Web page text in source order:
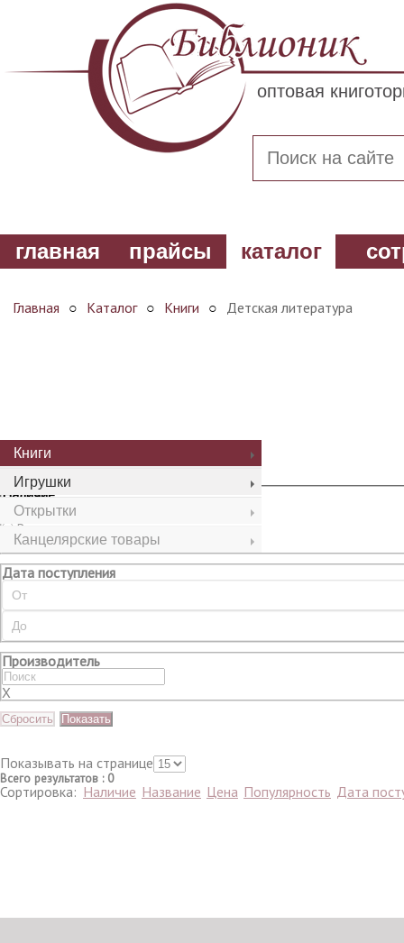
оптовая
главная прайсы каталог
Главная ○ Каталог ○ Книги ○ Детская литература
Книги
Игрушки
Открытки
Канцелярские товары
Сбросить
Наличие
Все
В наличии
Нет в наличии
Дата поступления
Производитель
X
Сбросить Показать
Показывать на странице
Всего результатов : 0
Сортировка: Наличие Название Цена Популярность Дата